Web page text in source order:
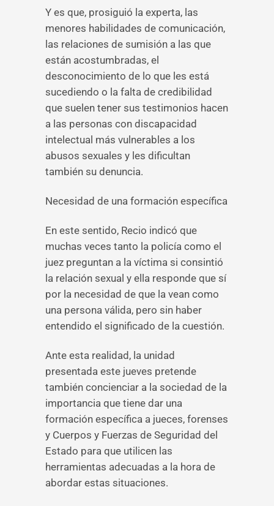
Y es que, prosiguió la experta, las
menores habilidades de comunicación,
las relaciones de sumisión a las que
están acostumbradas, el
desconocimiento de lo que les está
sucediendo o la falta de credibilidad
que suelen tener sus testimonios hacen
a las personas con discapacidad
intelectual más vulnerables a los
abusos sexuales y les dificultan
también su denuncia.
Necesidad de una formación específica
En este sentido, Recio indicó que
muchas veces tanto la policía como el
juez preguntan a la víctima si consintió
la relación sexual y ella responde que sí
por la necesidad de que la vean como
una persona válida, pero sin haber
entendido el significado de la cuestión.
Ante esta realidad, la unidad
presentada este jueves pretende
también concienciar a la sociedad de la
importancia que tiene dar una
formación específica a jueces, forenses
y Cuerpos y Fuerzas de Seguridad del
Estado para que utilicen las
herramientas adecuadas a la hora de
abordar estas situaciones.